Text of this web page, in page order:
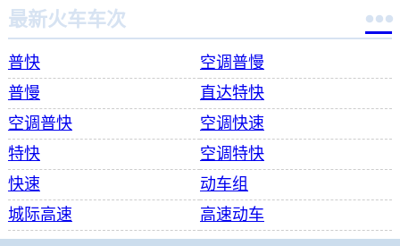
最新火车车次 
普快
空调普慢
普慢
直达特快
空调普快
空调快速
特快
空调特快
快速
动车组
城际高速
高速动车